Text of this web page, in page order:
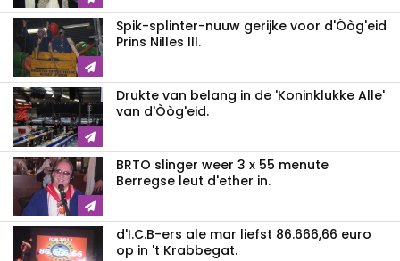
Spik-splinter-nuuw gerijke voor d'Òòg'eid
Prins Nilles III.
Drukte van belang in de 'Koninklukke Alle'
van d'Òòg'eid.
BRTO slinger weer 3 x 55 menute
Berregse leut d'ether in.
d'I.C.B-ers ale mar liefst 86.666,66 euro
op in 't Krabbegat.